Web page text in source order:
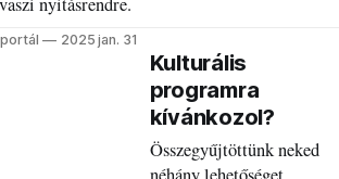
2025 jan. 31
Kulturális
programra
kívánkozol?
Összegyűjtöttünk neked